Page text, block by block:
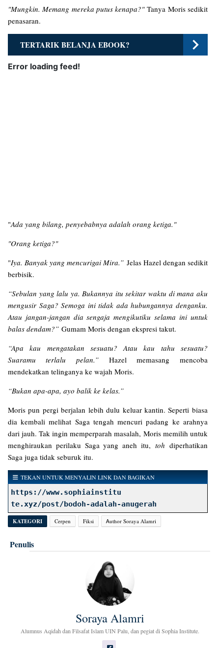
"Mungkin. Memang mereka putus kenapa?"Tanya Moris sedikit
penasaran.
TERTARIK BELANJA EBOOK?
"Ada yang bilang, penyebabnya adalah orang ketiga."
"Orang ketiga?"
"Iya. Banyak yang mencurigai Mira.” Jelas Hazel dengan sedikit
berbisik.
“Sebulan yang lalu ya. Bukannya itu sekitar waktu di mana aku
mengusir Saga? Semoga ini tidak ada hubungannya denganku.
Atau jangan-jangan dia sengaja mengikutiku selama ini untuk
balas dendam?” Gumam Moris dengan ekspresi takut.
“Apa kau mengatakan sesuatu? Atau kau tahu sesuatu?
Suaramu terlalu pelan.”Hazel memasang mencoba
mendekatkan telinganya ke wajah Moris.
“Bukan apa-apa, ayo balik ke kelas.”
Moris pun pergi berjalan lebih dulu keluar kantin. Seperti biasa
dia kembali melihat Saga tengah mencuri padang ke arahnya
dari jauh. Tak ingin memperparah masalah, Moris memilih untuk
menghiraukan perilaku Saga yang aneh itu, toh diperhatikan
Saga juga tidak seburuk itu.
TEKAN UNTUK MENYALIN LINK DAN BAGIKAN
https://www.sophiainstitu
te.xyz/post/bodoh-adalah-anugerah
KATEGORI Cerpen Fiksi Ꭺuthor Soraya Alamri
Penulis
Soraya Alamri
Alumnus Aqidah dan Filsafat Islam UIN Palu, dan pegiat di Sophia Institute.